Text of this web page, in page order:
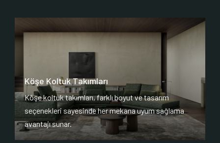
Köşe Koltuk Takımları
Köşe koltuk takımları, farklı boyut ve tasarım
seçenekleri sayesinde her mekana uyum sağlama
avantajı sunar.